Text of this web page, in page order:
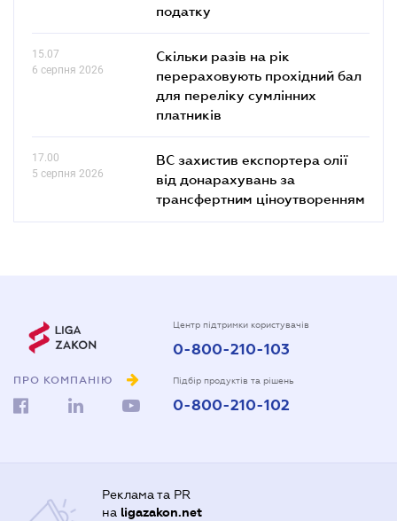
податку
15.07
6 серпня 2026
Скільки разів на рік
перераховують прохідний бал
для переліку сумлінних
платників
17.00
5 серпня 2026
ВС захистив експортера олії
від донарахувань за
трансфертним ціноутворенням
ПРО КОМПАНІЮ
Центр підтримки користувачів
0-800-210-103
Підбір продуктів та рішень
0-800-210-102
Реклама та PR
на ligazakon.net